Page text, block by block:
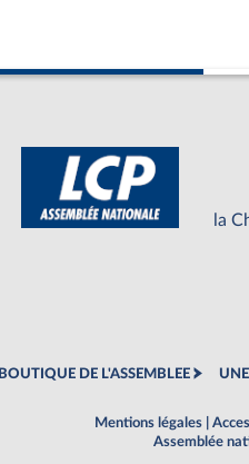
la
BOUTIQUE DE L'ASSEMBLEE
Mentions légales
Assemblée